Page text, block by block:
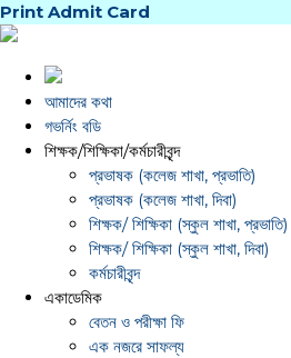
Print Admit Card
আমাদের কথা
গভর্নিং বডি
শিক্ষক/শিক্ষিকা/কর্মচারীবৃন্দ
প্রভাষক (কলেজ শাখা, প্রভাতি)
প্রভাষক (কলেজ শাখা, দিবা)
শিক্ষক/ শিক্ষিকা (স্কুল শাখা, প্রভাতি)
শিক্ষক/ শিক্ষিকা (স্কুল শাখা, দিবা)
কর্মচারীবৃন্দ
একাডেমিক
বেতন ও পরীক্ষা ফি
এক নজরে সাফল্য